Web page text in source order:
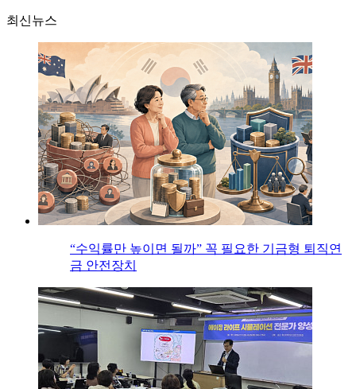
최신뉴스
“수익률만 높이면 될까” 꼭 필요한 기금형 퇴직연
금 안전장치